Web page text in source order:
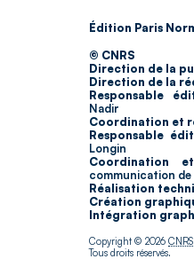
Édition Paris
© CNRS
Direction de la
Direction de la
Responsable
Nadir
Coordination et
Responsable
Longin
Coordination
communication de
Réalisation
Création
Intégration
Copyright © 2026CNRS
Tous droits réservés.